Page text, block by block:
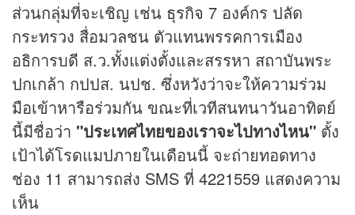
ส่วนกลุ่มที่จะเชิญ เช่น ธุรกิจ 7 องค์กร ปลัด
กระทรวง สื่อมวลชน ตัวแทนพรรคการเมือง
อธิการบดี ส.ว.ทั้งแต่งตั้งและสรรหา สถาบันพระ
ปกเกล้า กปปส. นปช. ซึ่งหวังว่าจะให้ความร่วม
มือเข้าหารือร่วมกัน ขณะที่เวทีสนทนาวันอาทิตย์
นี้มีชื่อว่า "ประเทศไทยของเราจะไปทางไหน" ตั้ง
เป้าได้โรดแมปภายในเดือนนี้ จะถ่ายทอดทาง
ช่อง 11 สามารถส่ง SMS ที่ 4221559 แสดงความ
เห็น